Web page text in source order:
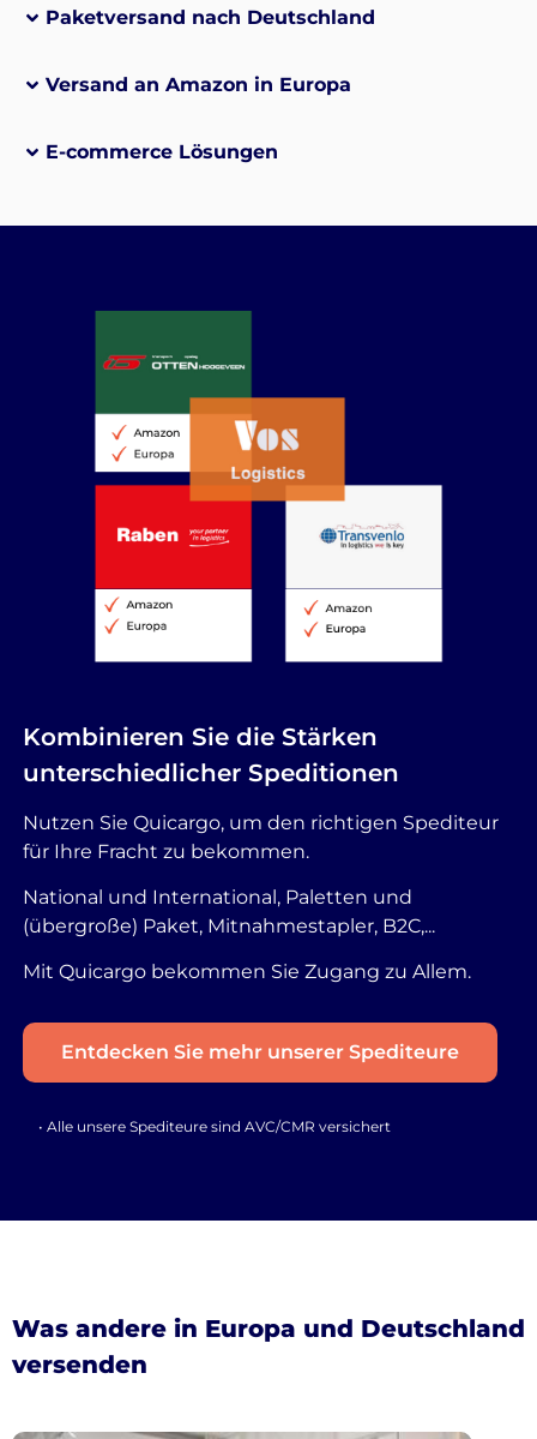
Paketversand nach Deutschland
Versand an Amazon in Europa
E-commerce Lösungen
Kombinieren Sie die Stärken
unterschiedlicher Speditionen
Nutzen Sie Quicargo, um den richtigen Spediteur
für Ihre Fracht zu bekommen.
National und International, Paletten und
(übergroße) Paket, Mitnahmestapler, B2C,...
Mit Quicargo bekommen Sie Zugang zu Allem.
Entdecken Sie mehr unserer Spediteure
• Alle unsere Spediteure sind AVC/CMR versichert
Was andere in Europa und Deutschland
versenden